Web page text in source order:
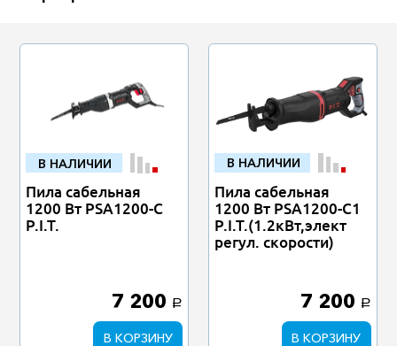
В НАЛИЧИИ
Пила сабельная
1200 Вт PSA1200-C
P.I.T.
7 200 a
В КОРЗИНУ
В НАЛИЧИИ
Пила сабельная
1200 Вт PSA1200-C1
P.I.T.(1.2кВт,элект
регул. скорости)
7 200 a
В КОРЗИНУ